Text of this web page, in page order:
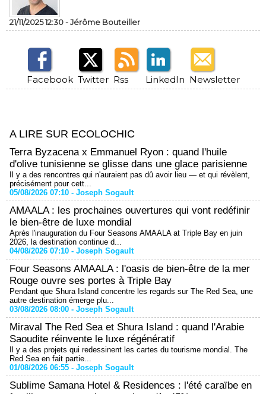
21/11/2025 12:30 -Jérôme Bouteiller
Facebook Twitter Rss LinkedIn Newsletter
A LIRE SUR ECOLOCHIC
Terra Byzacena x Emmanuel Ryon : quand l'huile
d'olive tunisienne se glisse dans une glace parisienne
Il y a des rencontres qui n'auraient pas dû avoir lieu — et qui révèlent,
précisément pour cett...
05/08/2026 07:10 - Joseph Sogault
AMAALA : les prochaines ouvertures qui vont redéfinir
le bien-être de luxe mondial
Après l'inauguration du Four Seasons AMAALA at Triple Bay en juin
2026, la destination continue d...
04/08/2026 07:10 - Joseph Sogault
Four Seasons AMAALA : l'oasis de bien-être de la mer
Rouge ouvre ses portes à Triple Bay
Pendant que Shura Island concentre les regards sur The Red Sea, une
autre destination émerge plu...
03/08/2026 08:00 - Joseph Sogault
Miraval The Red Sea et Shura Island : quand l'Arabie
Saoudite réinvente le luxe régénératif
Il y a des projets qui redessinent les cartes du tourisme mondial. The
Red Sea en fait partie...
01/08/2026 06:55 - Joseph Sogault
Sublime Samana Hotel & Residences : l'été caraïbe en